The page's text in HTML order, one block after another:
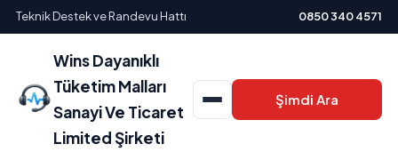
Teknik Destek ve Randevu Hattı 0850 340 4571
Wins Dayanıklı
Tüketim Malları
Sanayi Ve Ticaret
Limited Şirketi
Şimdi Ara